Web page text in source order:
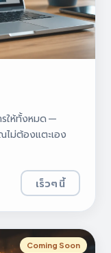
รให้ทั้งหมด —
ไม่ต้องแตะเอง
เร็วๆ นี้
Coming Soon